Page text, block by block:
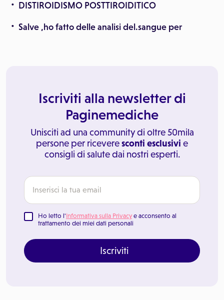
DISTIROIDISMO POSTTIROIDITICO
Salve ,ho fatto delle analisi del.sangue per
Iscriviti alla newsletter di
Paginemediche
Unisciti ad una community di oltre 50mila
persone per riceveresconti esclusivi e
consigli di salute dai nostri esperti.
Ho letto l'Informativa sulla Privacy e acconsento al
trattamento dei miei dati personali
Iscriviti